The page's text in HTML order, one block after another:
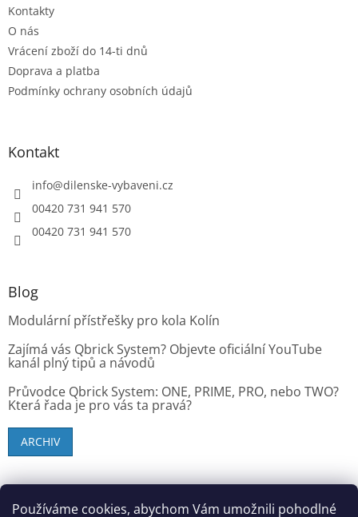
Používáme cookies, abychom Vám umožnili pohodlné
Kontakty
O nás
Vrácení zboží do 14-ti dnů
Doprava a platba
Podmínky ochrany osobních údajů
Kontakt
info@dilenske-vybaveni.cz
00420 731 941 570
00420 731 941 570
Blog
Modulární přístřešky pro kola Kolín
Zajímá vás Qbrick System? Objevte oficiální YouTube
kanál plný tipů a návodů
Průvodce Qbrick System: ONE, PRIME, PRO, nebo TWO?
Která řada je pro vás ta pravá?
ARCHIV